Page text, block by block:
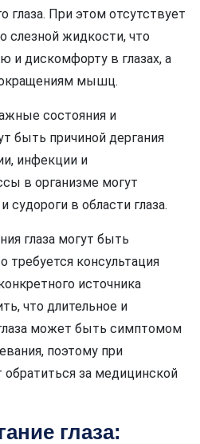
глаза. При этом отсутствует
слезной жидкости, что
и дискомфорту в глазах, а
мышц.
состояния и
быть причиной дергания
инфекции и
в организме могут
в области глаза.
глаза могут быть
требуется консультация
источника
что длительное и
может быть симптомом
поэтому при
обратиться за медицинской
глаза: